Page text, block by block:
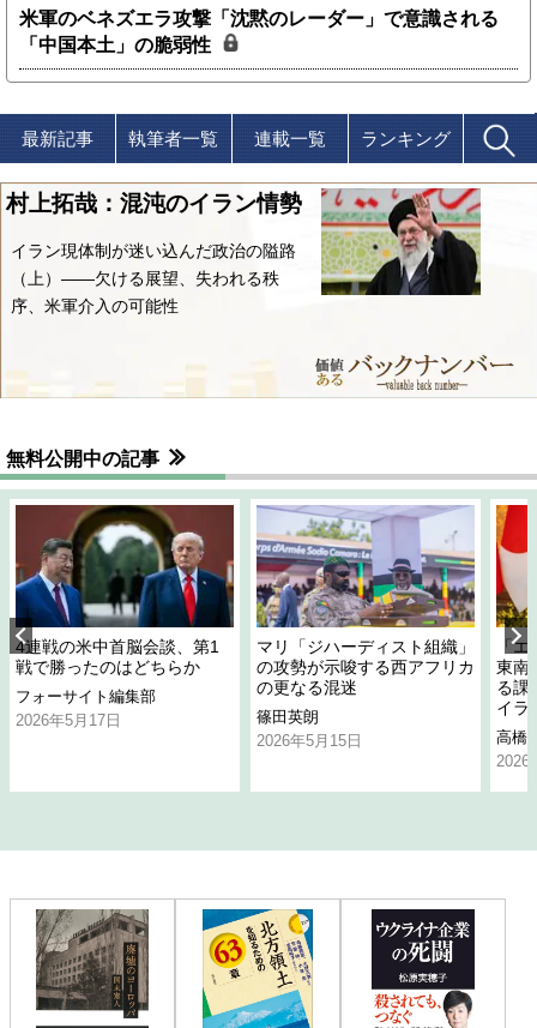
米軍のベネズエラ攻撃「沈黙のレーダー」で意識される
「中国本土」の脆弱性
最新記事 執筆者一覧 連載一覧 ランキング
村上拓哉：混沌のイラン情勢
イラン現体制が迷い込んだ政治の隘路
（上）――欠ける展望、失われる秩
序、米軍介入の可能性
無料公開中の記事
4連戦の米中首脳会談、第1
戦で勝ったのはどちらか
フォーサイト編集部
2026年5月17日
マリ「ジハーディスト組織」
の攻勢が示唆する西アフリカ
の更なる混迷
篠田英朗
2026年5月15日
「
東南
る課
イラ
高橋
2026